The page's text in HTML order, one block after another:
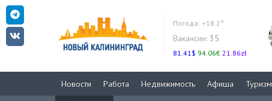
Погода: +18.2°
Вакансии: 35
81.41$ 94.06€ 21.86zł
Новости Работа Недвижимость Афиша Туризм